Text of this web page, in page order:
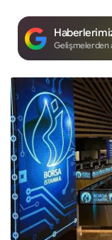
Gelişmelerden